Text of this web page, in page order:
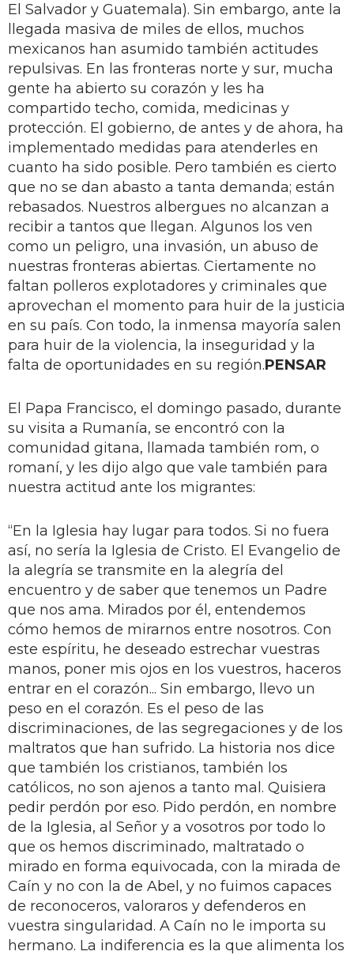
El Salvador y Guatemala). Sin embargo, ante la
llegada masiva de miles de ellos, muchos
mexicanos han asumido también actitudes
repulsivas. En las fronteras norte y sur, mucha
gente ha abierto su corazón y les ha
compartido techo, comida, medicinas y
protección. El gobierno, de antes y de ahora, ha
implementado medidas para atenderles en
cuanto ha sido posible. Pero también es cierto
que no se dan abasto a tanta demanda; están
rebasados. Nuestros albergues no alcanzan a
recibir a tantos que llegan. Algunos los ven
como un peligro, una invasión, un abuso de
nuestras fronteras abiertas. Ciertamente no
faltan polleros explotadores y criminales que
aprovechan el momento para huir de la justicia
en su país. Con todo, la inmensa mayoría salen
para huir de la violencia, la inseguridad y la
falta de oportunidades en su región.PENSAR
El Papa Francisco, el domingo pasado, durante
su visita a Rumanía, se encontró con la
comunidad gitana, llamada también rom, o
romaní, y les dijo algo que vale también para
nuestra actitud ante los migrantes:
“En la Iglesia hay lugar para todos. Si no fuera
así, no sería la Iglesia de Cristo. El Evangelio de
la alegría se transmite en la alegría del
encuentro y de saber que tenemos un Padre
que nos ama. Mirados por él, entendemos
cómo hemos de mirarnos entre nosotros. Con
este espíritu, he deseado estrechar vuestras
manos, poner mis ojos en los vuestros, haceros
entrar en el corazón... Sin embargo, llevo un
peso en el corazón. Es el peso de las
discriminaciones, de las segregaciones y de los
maltratos que han sufrido. La historia nos dice
que también los cristianos, también los
católicos, no son ajenos a tanto mal. Quisiera
pedir perdón por eso. Pido perdón, en nombre
de la Iglesia, al Señor y a vosotros por todo lo
que os hemos discriminado, maltratado o
mirado en forma equivocada, con la mirada de
Caín y no con la de Abel, y no fuimos capaces
de reconoceros, valoraros y defenderos en
vuestra singularidad. A Caín no le importa su
hermano. La indiferencia es la que alimenta los